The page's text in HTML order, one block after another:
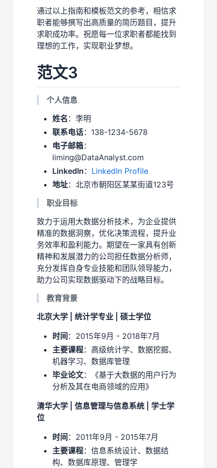
通过以上指南和模板范文的参考，相信求
职者能够撰写出高质量的简历题目，提升
求职成功率。祝愿每一位求职者都能找到
理想的工作，实现职业梦想。
范文3
个人信息
姓名 ：李明
联系电话：138-1234-5678
电子邮箱：
liming@DataAnalyst.com
LinkedIn ： LinkedIn Profile
地址：北京市朝阳区某某街道123号
职业目标
致力于运用大数据分析技术，为企业提供
精准的数据洞察，优化决策流程，提升业
务效率和盈利能力。期望在一家具有创新
精神和发展潜力的公司担任数据分析师，
充分发挥自身专业技能和团队领导能力，
助力公司实现数据驱动下的战略目标。
教育背景
北京大学 | 统计学专业 | 硕士学位
时间 ：2015年9月 - 2018年7月
主要课程：高级统计学、数据挖掘、
机器学习、数据库管理
毕业论文：《基于大数据的用户行为
分析及其在电商领域的应用》
清华大学 | 信息管理与信息系统 | 学士学
位
时间 ：2011年9月 - 2015年7月
主要课程：信息系统设计、数据结
构、数据库原理、管理学